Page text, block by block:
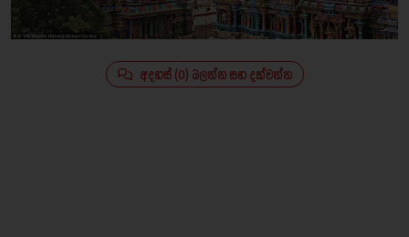
අදහස් (0) බලන්න සහ දක්වන්න